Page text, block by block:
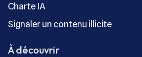
Charte IA
Signaler un contenu illicite
À découvrir